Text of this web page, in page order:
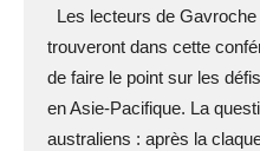
Les lecteurs de
trouveront dans cette
de faire le point sur les
en Asie-Pacifique. La
australiens : après la